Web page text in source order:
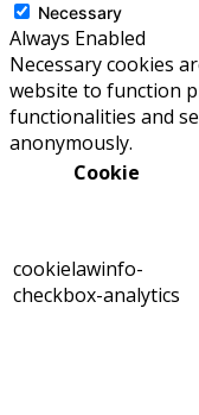
Necessary
Always Enabled
Necessary cookies
website to function
functionalities and
anonymously.
Cookie
cookielawinfo-
checkbox-analytics